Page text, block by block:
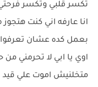
تكسر قلبي وتكسر
انا عارفه اني كنت
بعمل كده عشان تعرفوا
اوي يا ابي لا تحرمني
متخلنيش اموت علي قيد